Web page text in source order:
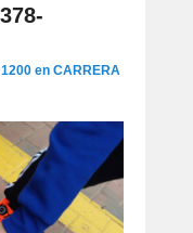
en CARRERA